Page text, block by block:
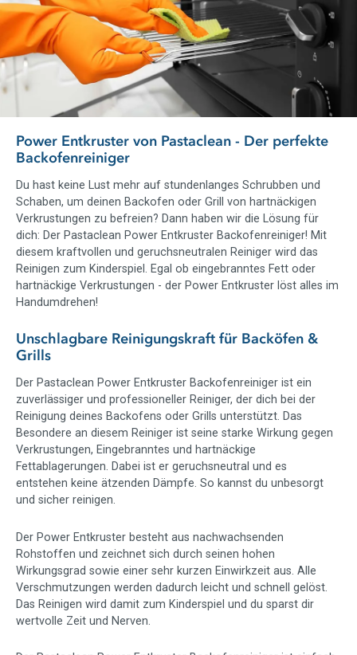
Power Entkruster von Pastaclean - Der perfekte
Backofenreiniger
Du hast keine Lust mehr auf stundenlanges Schrubben und
Schaben, um deinen Backofen oder Grill von hartnäckigen
Verkrustungen zu befreien? Dann haben wir die Lösung für
dich: Der Pastaclean Power Entkruster Backofenreiniger! Mit
diesem kraftvollen und geruchsneutralen Reiniger wird das
Reinigen zum Kinderspiel. Egal ob eingebranntes Fett oder
hartnäckige Verkrustungen - der Power Entkruster löst alles im
Handumdrehen!
Unschlagbare Reinigungskraft für Backöfen &
Grills
Der Pastaclean Power Entkruster Backofenreiniger ist ein
zuverlässiger und professioneller Reiniger, der dich bei der
Reinigung deines Backofens oder Grills unterstützt. Das
Besondere an diesem Reiniger ist seine starke Wirkung gegen
Verkrustungen, Eingebranntes und hartnäckige
Fettablagerungen. Dabei ist er geruchsneutral und es
entstehen keine ätzenden Dämpfe. So kannst du unbesorgt
und sicher reinigen.
Der Power Entkruster besteht aus nachwachsenden
Rohstoffen und zeichnet sich durch seinen hohen
Wirkungsgrad sowie einer sehr kurzen Einwirkzeit aus. Alle
Verschmutzungen werden dadurch leicht und schnell gelöst.
Das Reinigen wird damit zum Kinderspiel und du sparst dir
wertvolle Zeit und Nerven.